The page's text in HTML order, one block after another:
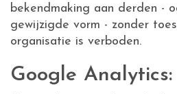
bekendmaking aan derden -
gewijzigde vorm - zonder
organisatie is verboden.
Google Analytics: